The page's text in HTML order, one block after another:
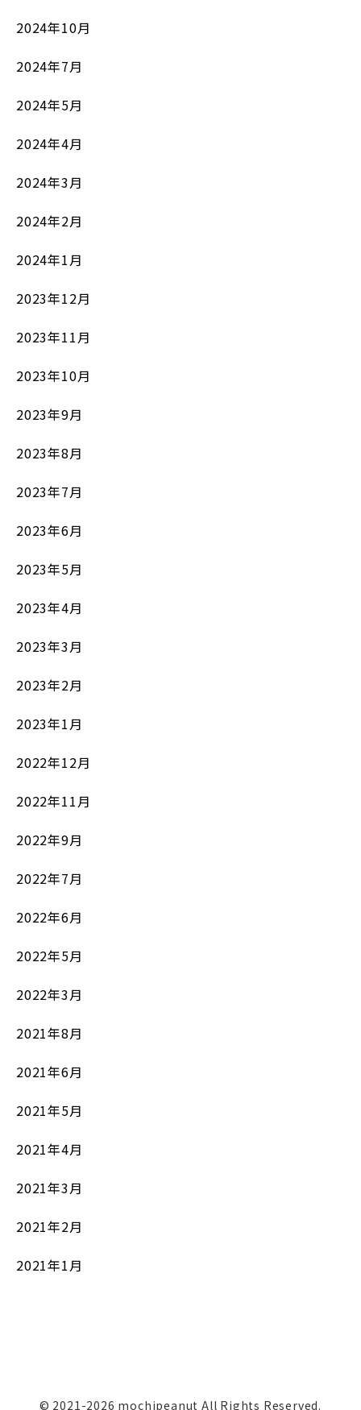
2024年10月
2024年7月
2024年5月
2024年4月
2024年3月
2024年2月
2024年1月
2023年12月
2023年11月
2023年10月
2023年9月
2023年8月
2023年7月
2023年6月
2023年5月
2023年4月
2023年3月
2023年2月
2023年1月
2022年12月
2022年11月
2022年9月
2022年7月
2022年6月
2022年5月
2022年3月
2021年8月
2021年6月
2021年5月
2021年4月
2021年3月
2021年2月
2021年1月
© 2021-2026 mochipeanut All Rights Reserved.